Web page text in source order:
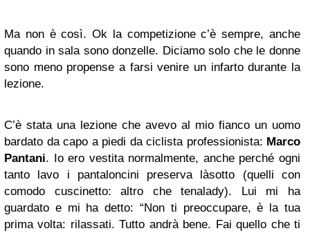
Ma non è così. Ok la competizione c’è sempre, anche
quando in sala sono donzelle. Diciamo solo che le donne
sono meno propense a farsi venire un infarto durante la
lezione.
C’è stata una lezione che avevo al mio fianco un uomo
bardato da capo a piedi da ciclista professionista: Marco
Pantani. Io ero vestita normalmente, anche perché ogni
tanto lavo i pantaloncini preserva làsotto (quelli con
comodo cuscinetto: altro che tenalady). Lui mi ha
guardato e mi ha detto: “Non ti preoccupare, è la tua
prima volta: rilassati. Tutto andrà bene. Fai quello che ti